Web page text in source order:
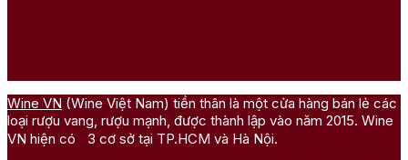
Wine VN (Wine Việt Nam) tiền thân là một cửa hàng bán lẻ các
loại rượu vang, rượu mạnh, được thành lập vào năm 2015. Wine
VN hiện có 3 cơ sở tại TP.HCM và Hà Nội.